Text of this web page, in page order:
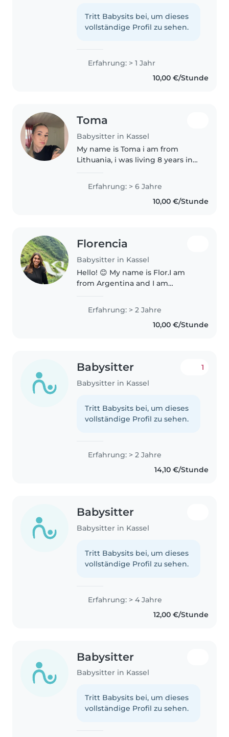
in der Betreuung von Kindern
bis zu 2 Jahren. Ich weiß, wie ich
Tritt Babysits bei, um dieses
vollständige Profil zu sehen.
Erfahrung: > 1 Jahr
10,00 €/Stunde
Toma
Babysitter in Kassel
My name is Toma i am from
Lithuania, i was living 8 years in
kindergarten in Norway and i
also was working as a babysitter
at the evening, i also was taking..
Erfahrung: > 6 Jahre
10,00 €/Stunde
Florencia
Babysitter in Kassel
Hello! 😊 My name is Flor.I am
from Argentina and I am
Spanish and English. I truly love
spending time with children
and caring for them. I am a..
Erfahrung: > 2 Jahre
10,00 €/Stunde
Babysitter
Babysitter in Kassel
1
Tritt Babysits bei, um dieses
vollständige Profil zu sehen.
Erfahrung: > 2 Jahre
14,10 €/Stunde
Babysitter
Babysitter in Kassel
Tritt Babysits bei, um dieses
vollständige Profil zu sehen.
Erfahrung: > 4 Jahre
12,00 €/Stunde
Babysitter
Babysitter in Kassel
Tritt Babysits bei, um dieses
vollständige Profil zu sehen.